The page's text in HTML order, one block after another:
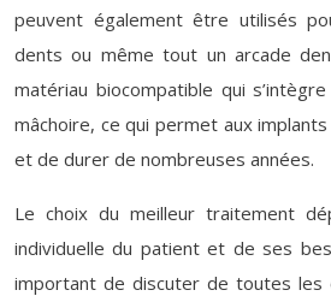
peuvent également être utilisés
dents ou même tout un arcade
matériau biocompatible qui
mâchoire, ce qui permet aux
et de durer de nombreuses années.
Le choix du meilleur traitement
individuelle du patient et de ses
important de discuter de toutes les